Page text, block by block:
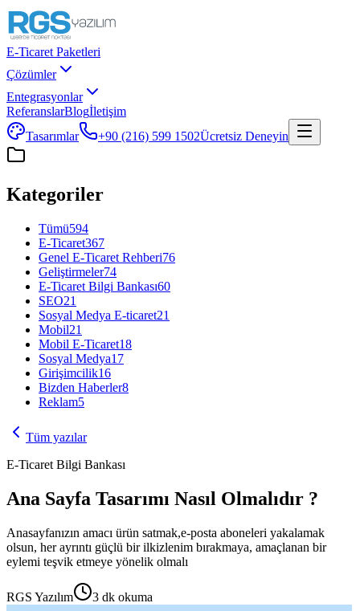
E-Ticaret Paketleri
Çözümler
Entegrasyonlar
ReferanslarBlogİletişim
Tasarımlar
+90 (216) 599 1502Ücretsiz Deneyin
Kategoriler
Tümü594
E-Ticaret367
Genel E-Ticaret Rehberi76
Geliştirmeler74
E-Ticaret Bilgi Bankası60
SEO21
Sosyal Medya E-ticaret21
Mobil21
Mobil E-Ticaret18
Sosyal Medya17
Girişimcilik16
Bizden Haberler8
Reklam5
Tüm yazılar
E-Ticaret Bilgi Bankası
Ana Sayfa Tasarımı Nasıl Olmalıdır ?
Anasayfanızın amacı ürün satmak,e-posta aboneleri yakalamak
olsun, her ayrıntı güçlü bir ilkizlenim bırakmaya, amaçlanan bir
eylemi teşvik etmeye yönelik olmalı
RGS Yazılım 3 dk okuma